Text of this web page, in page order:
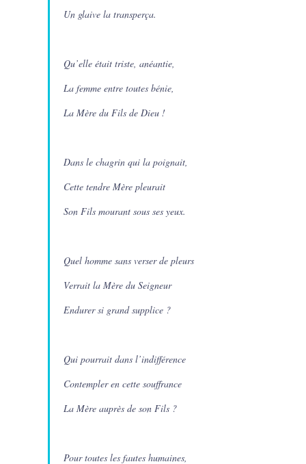
Un glaive la transperça.
Qu’elle était triste, anéantie,
La femme entre toutes bénie,
La Mère du Fils de Dieu !
Dans le chagrin qui la poignait,
Cette tendre Mère pleurait
Son Fils mourant sous ses yeux.
Quel homme sans verser de pleurs
Verrait la Mère du Seigneur
Endurer si grand supplice ?
Qui pourrait dans l’indifférence
Contempler en cette souffrance
La Mère auprès de son Fils ?
Pour toutes les fautes humaines,